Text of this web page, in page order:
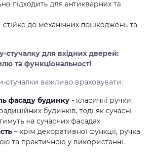
підходить для антикварних та
стійке до механічних пошкоджень та
стучалку для вхідних дверей:
та функціональності
стучалки важливо враховувати:
фасаду будинку - класичні ручки
будинків, тоді як сучасні
на сучасних фасадах.
– крім декоративної функції, ручка
та практичною у використанні.